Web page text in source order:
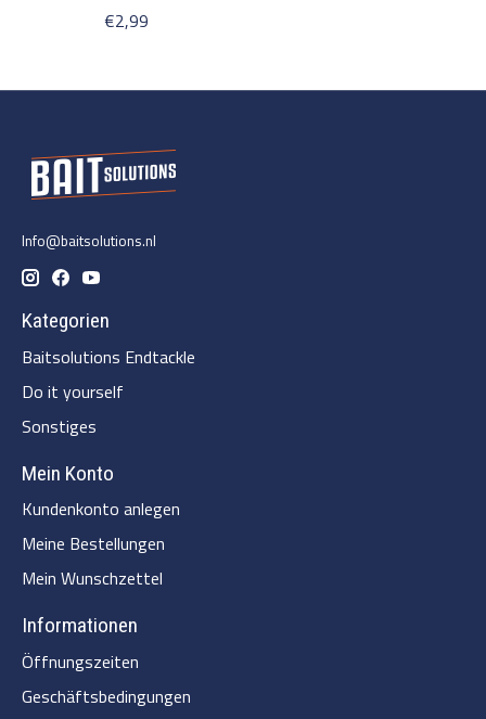
€2,99
Info@baitsolutions.nl
Kategorien
Baitsolutions Endtackle
Do it yourself
Sonstiges
Mein Konto
Kundenkonto anlegen
Meine Bestellungen
Mein Wunschzettel
Informationen
Öffnungszeiten
Geschäftsbedingungen